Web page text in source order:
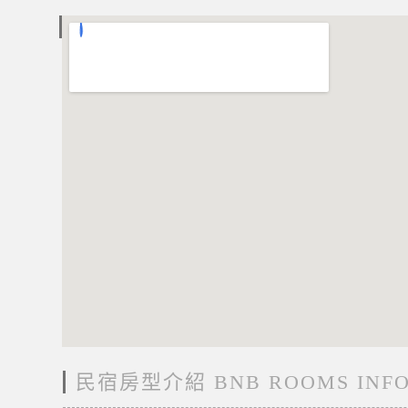
電子地圖 MAP
民宿房型介紹 BNB ROOMS